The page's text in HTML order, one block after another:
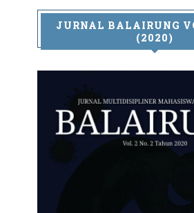
JURNAL BALAIRUNG
(2020)